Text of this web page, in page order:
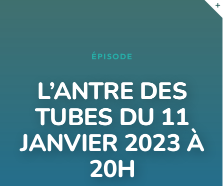
ÉPISODE
L’ANTRE DES
TUBES DU 11
JANVIER 2023 À
20H